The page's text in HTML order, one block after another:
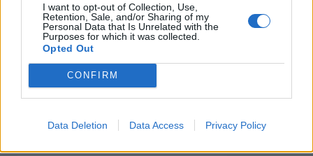
I want to opt-out of Collection, Use,
Retention, Sale, and/or Sharing of my
Personal Data that Is Unrelated with the
Purposes for which it was collected.
Opted Out
CONFIRM
Data Deletion Data Access Privacy Policy
Ειδήσεις 5-8-2026